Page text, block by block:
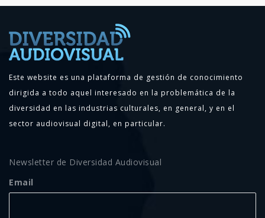
Este website es una plataforma de gestión de conocimiento
dirigida a todo aquel interesado en la problemática de la
diversidad en las industrias culturales, en general, y en el
sector audiovisual digital, en particular.
Newsletter de Diversidad Audiovisual
Email